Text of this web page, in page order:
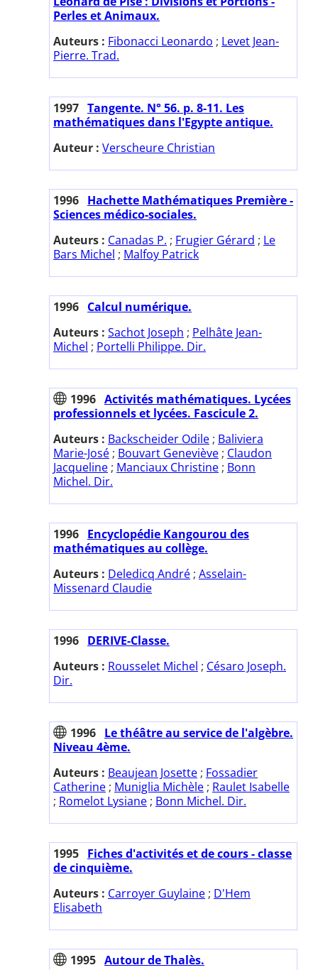
Perles et Animaux.
Auteurs : Fibonacci Leonardo ; Levet Jean-
Pierre. Trad.
1997 Tangente. N° 56. p. 8-11. Les
mathématiques dans l'Egypte antique.
Auteur : Verscheure Christian
1996 Hachette Mathématiques Première -
Sciences médico-sociales.
Auteurs : Canadas P. ; Frugier Gérard ; Le
Bars Michel ; Malfoy Patrick
1996 Calcul numérique.
Auteurs : Sachot Joseph ; Pelhâte Jean-
Michel ; Portelli Philippe. Dir.
1996 Activités mathématiques. Lycées
professionnels et lycées. Fascicule 2.
Auteurs : Backscheider Odile ; Baliviera
Marie-José ; Bouvart Geneviève ; Claudon
Jacqueline ; Manciaux Christine ; Bonn
Michel. Dir.
1996 Encyclopédie Kangourou des
mathématiques au collège.
Auteurs : Deledicq André ; Asselain-
Missenard Claudie
1996 DERIVE-Classe.
Auteurs : Rousselet Michel ; Césaro Joseph.
Dir.
1996 Le théâtre au service de l'algèbre.
Niveau 4ème.
Auteurs : Beaujean Josette ; Fossadier
Catherine ; Muniglia Michèle ; Raulet Isabelle
; Romelot Lysiane ; Bonn Michel. Dir.
1995 Fiches d'activités et de cours - classe
de cinquième.
Auteurs : Carroyer Guylaine ; D'Hem
Elisabeth
1995 Autour de Thalès.